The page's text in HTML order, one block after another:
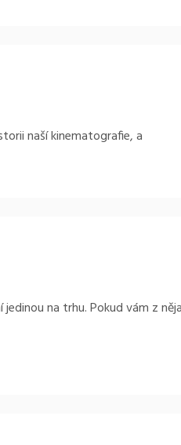
naší kinematografie, a
na trhu. Pokud vám z